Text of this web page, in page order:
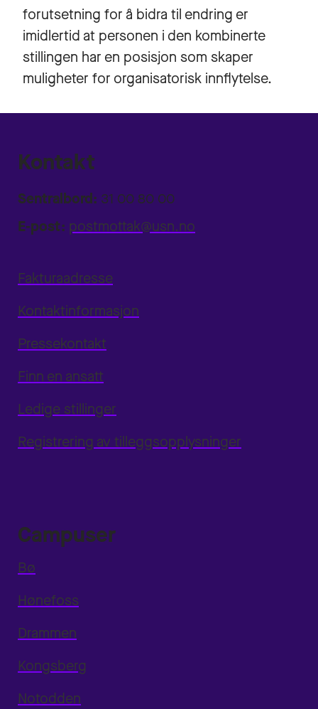
forutsetning for å bidra til endring er
imidlertid at personen i den kombinerte
stillingen har en posisjon som skaper
muligheter for organisatorisk innflytelse.
Kontakt
Sentralbord: 31 00 80 00
E-post: postmottak@usn.no
Fakturaadresse
Kontaktinformasjon
Pressekontakt
Finn en ansatt
Ledige stillinger
Registrering av tilleggsopplysninger
Campuser
Bø
Hønefoss
Drammen
Kongsberg
Notodden